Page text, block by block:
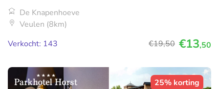
De Knapenhoeve
Veulen (8km)
Verkocht: 143
€19,50 €13,50
25% korting